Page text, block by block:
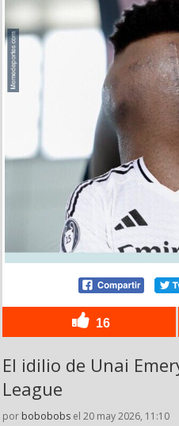
16
El idilio de Unai
League
por bobobobs el 20 may 2026, 11:10